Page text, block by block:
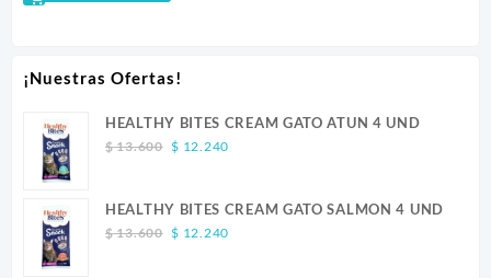
¡Nuestras Ofertas!
HEALTHY BITES CREAM GATO ATUN 4 UND
$13.600 Original
$ 13.600.
$ 12.240Current
$ 12.240.
HEALTHY BITES CREAM GATO SALMON 4 UND
$13.600 Original
$ 12.240Current